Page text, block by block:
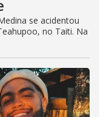
se acidentou
no Taiti. Na